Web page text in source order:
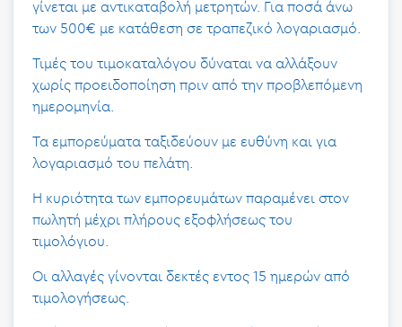
γίνεται με αντικαταβολή μετρητών. Για ποσά άνω
των 500€ με κατάθεση σε τραπεζικό λογαριασμό.
Τιμές του τιμοκαταλόγου δύναται να αλλάξουν
χωρίς προειδοποίηση πριν από την προβλεπόμενη
ημερομηνία.
Τα εμπορεύματα ταξιδεύουν με ευθύνη και για
λογαριασμό του πελάτη.
Η κυριότητα των εμπορευμάτων παραμένει στον
πωλητή μέχρι πλήρους εξοφλήσεως του
τιμολόγιου.
Οι αλλαγές γίνονται δεκτές εντος 15 ημερών από
τιμολογήσεως.